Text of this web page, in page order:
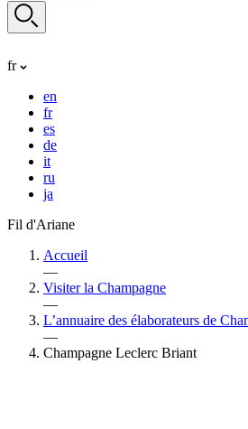
fr
en
fr
es
de
it
ru
ja
Fil d'Ariane
Accueil
—
Visiter la Champagne
—
L’annuaire des élaborateurs de
—
Champagne Leclerc Briant